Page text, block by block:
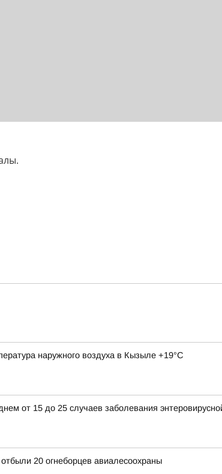
наружного воздуха в Кызыле +19°С
от 15 до 25 случаев заболевания
20 огнеборцев авиалесоохраны